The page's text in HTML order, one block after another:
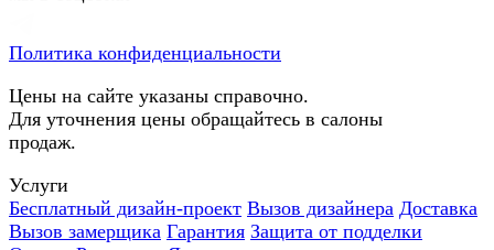
Политика конфиденциальности
Цены на сайте указаны справочно.
Для уточнения цены обращайтесь в салоны
продаж.
Услуги
Бесплатный дизайн-проект Вызов дизайнера Доставка
Вызов замерщика Гарантия Защита от подделки